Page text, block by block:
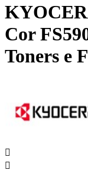
Cor
Toners e F

